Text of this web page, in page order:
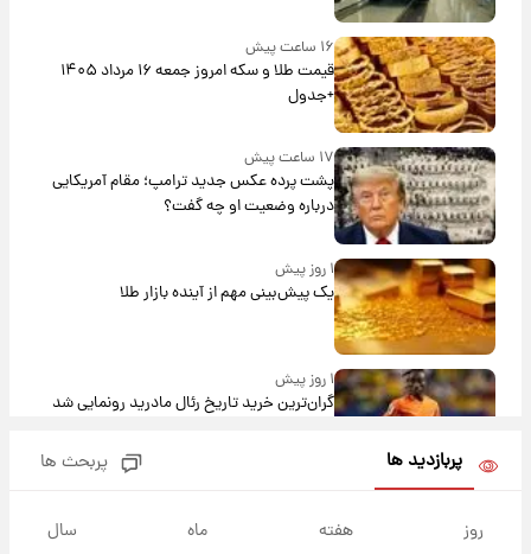
۱۶ ساعت پیش
قیمت طلا و سکه امروز جمعه ۱۶ مرداد ۱۴۰۵
+جدول
۱۷ ساعت پیش
پشت پرده عکس جدید ترامپ؛ مقام آمریکایی
درباره وضعیت او چه گفت؟
۱ روز پیش
یک پیش‌بینی مهم از آینده بازار طلا
۱ روز پیش
گران‌ترین خرید تاریخ رئال مادرید رونمایی شد
روزها پربارش‌تر خواهند بود؟
پربازدید ها پربحث ها
روز هفته ماه سال